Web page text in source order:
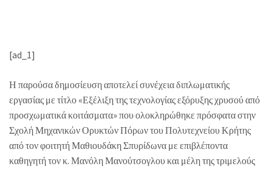
[ad_1]
Η παρούσα δημοσίευση αποτελεί συνέχεια διπλωματικής
εργασίας με τίτλο «Εξέλιξη της τεχνολογίας εξόρυξης χρυσού από
προσχωματικά κοιτάσματα» που ολοκληρώθηκε πρόσφατα στην
Σχολή Μηχανικών Ορυκτών Πόρων του Πολυτεχνείου Κρήτης
από τον φοιτητή Μαθιουδάκη Σπυρίδωνα με επιβλέποντα
καθηγητή τον κ. Μανόλη Μανούτσογλου και μέλη της τριμελούς